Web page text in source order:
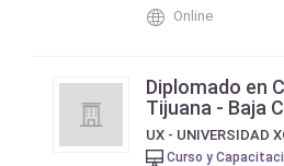
Online
Diplomado en
Tijuana - Baja
UX - UNIVERSIDAD
Curso y